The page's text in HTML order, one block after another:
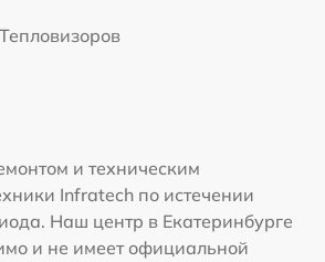
Тепловизоров
и техническим
Infratech по истечении
Наш центр в Екатеринбурге
и не имеет официальной